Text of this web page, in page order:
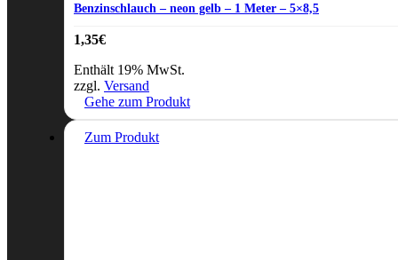
Benzinschlauch – neon gelb – 1 Meter – 5×8,5
1,35€
Enthält 19% MwSt.
zzgl. Versand
Gehe zum Produkt
Zum Produkt